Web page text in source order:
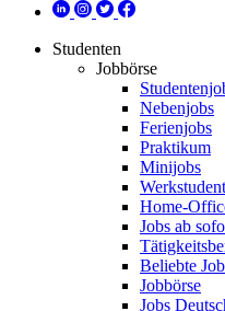
Studenten
Jobbörse
Nebenjobs
Ferienjobs
Praktikum
Minijobs
Werkstudent
Home-
Jobs ab
Beliebte
Jobbörse
Jobs